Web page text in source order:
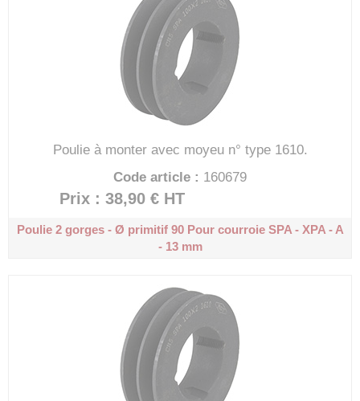
Poulie à monter avec moyeu n° type 1610.
Code article : 160679
Prix : 38,90 € HT
Poulie 2 gorges - Ø primitif 90Pour courroie SPA - XPA - A
- 13 mm